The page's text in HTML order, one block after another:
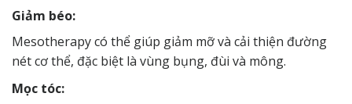
Giảm béo:
Mesotherapy có thể giúp giảm mỡ và cải thiện đường
nét cơ thể, đặc biệt là vùng bụng, đùi và mông.
Mọc tóc: